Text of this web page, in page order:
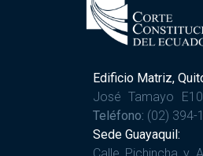
Edificio Matriz,
José Tamayo
Teléfono: (02) 394-
Sede Guayaquil: